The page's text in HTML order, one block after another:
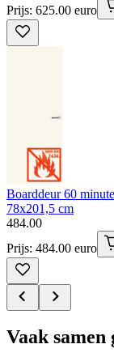
Prijs: 625.00 euro
Boarddeur 60
78x201,5 cm
484.00
Prijs: 484.00 euro
Vaak samen